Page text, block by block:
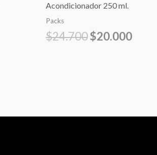
Acondicionador 250 ml.
Packs
$24.700$20.000